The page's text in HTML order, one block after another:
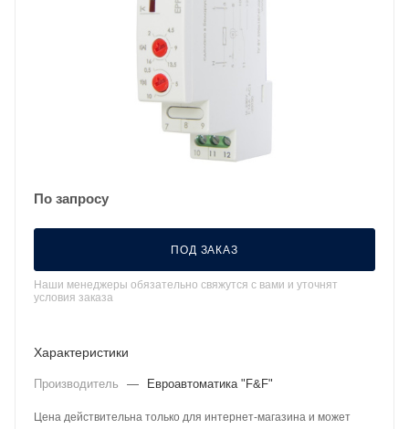
По запросу
ПОД ЗАКАЗ
Наши менеджеры обязательно свяжутся с вами и уточнят
условия заказа
Характеристики
Производитель — Евроавтоматика "F&F"
Цена действительна только для интернет-магазина и может